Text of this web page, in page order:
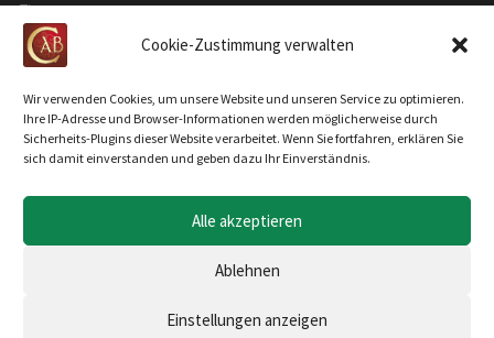
Cookie-Zustimmung verwalten
Wir verwenden Cookies, um unsere Website und unseren Service zu optimieren.
Ihre IP-Adresse und Browser-Informationen werden möglicherweise durch
Sicherheits-Plugins dieser Website verarbeitet. Wenn Sie fortfahren, erklären Sie
sich damit einverstanden und geben dazu Ihr Einverständnis.
Alle akzeptieren
Ablehnen
Einstellungen anzeigen
Versand
Zahlungsarten
Widerruf erklären
Datenschutzerklärung
Impressum